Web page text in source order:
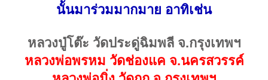
@องค์นี้จากในพื้นที่จังหวัดชัยนาท
รับประกันพระแท้และความศักดิ์สิทธิ์
ตลอดชีพค่ะ
นั้นมาร่วมมากมาย อาทิเช่น
หลวงปู่โต๊ะ วัดประดู่ฉิมพลี จ.กรุงเทพฯ
หลวงพ่อพรหม วัดช่องแค จ.นครสวรรค์